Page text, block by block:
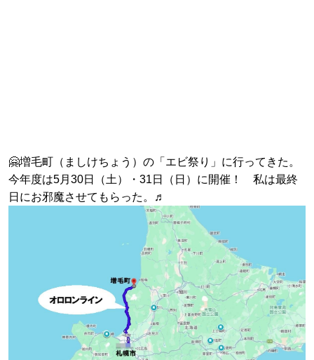
🤗増毛町（ましけちょう）の「エビ祭り」に行ってきた。
今年度は5月30日（土）・31日（日）に開催！ 私は最終
日にお邪魔させてもらった。♬